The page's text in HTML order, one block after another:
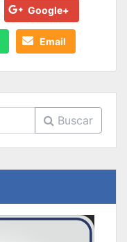
Google+
Email
Buscar